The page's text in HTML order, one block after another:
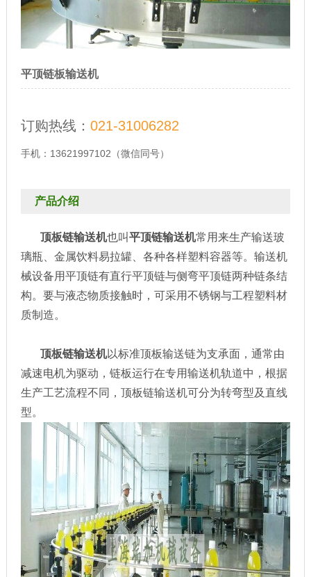
平顶链板输送机
订购热线： 021-31006282
手机： 13621997102（微信同号）
产品介绍
顶板链输送机也叫平顶链输送机常用来生产输送玻
璃瓶、金属饮料易拉罐、各种各样塑料容器等。输送机
械设备用平顶链有直行平顶链与侧弯平顶链两种链条结
构。要与液态物质接触时，可采用不锈钢与工程塑料材
质制造。
顶板链输送机以标准顶板输送链为支承面，通常由
减速电机为驱动，链板运行在专用输送机轨道中，根据
生产工艺流程不同，顶板链输送机可分为转弯型及直线
型。